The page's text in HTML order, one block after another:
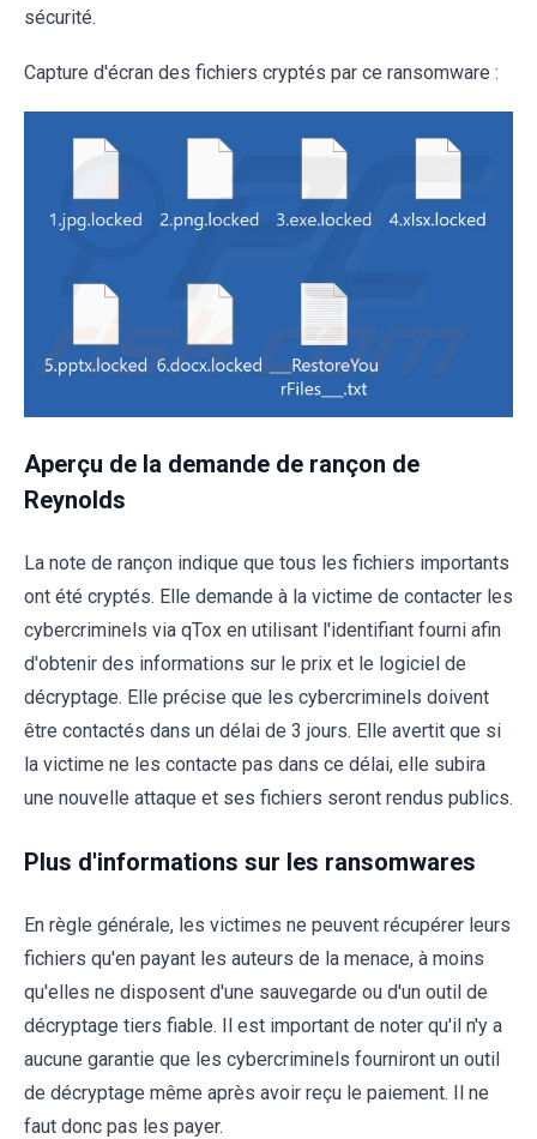
sécurité.
Capture d'écran des fichiers cryptés par ce ransomware :
Aperçu de la demande de rançon de
Reynolds
La note de rançon indique que tous les fichiers importants
ont été cryptés. Elle demande à la victime de contacter les
cybercriminels via qTox en utilisant l'identifiant fourni afin
d'obtenir des informations sur le prix et le logiciel de
décryptage. Elle précise que les cybercriminels doivent
être contactés dans un délai de 3 jours. Elle avertit que si
la victime ne les contacte pas dans ce délai, elle subira
une nouvelle attaque et ses fichiers seront rendus publics.
Plus d'informations sur les ransomwares
En règle générale, les victimes ne peuvent récupérer leurs
fichiers qu'en payant les auteurs de la menace, à moins
qu'elles ne disposent d'une sauvegarde ou d'un outil de
décryptage tiers fiable. Il est important de noter qu'il n'y a
aucune garantie que les cybercriminels fourniront un outil
de décryptage même après avoir reçu le paiement. Il ne
faut donc pas les payer.